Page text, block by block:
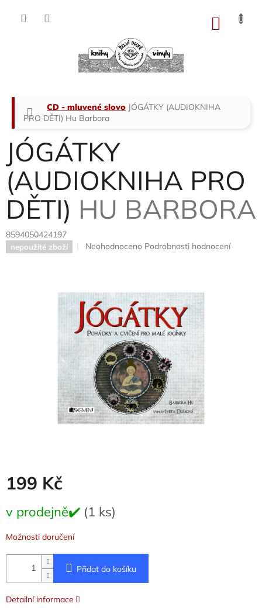
Domů
CD - mluvené slovo JÓGÁTKY (AUDIOKNIHA
PRO DĚTI) Hu Barbora
JÓGÁTKY
(AUDIOKNIHA PRO
DĚTI) HU BARBORA
8594050424197
nepoužité zboží
Průměrné
0,0
z
5
hvězdiček.
Neohodnoceno Podrobnosti hodnocení
199 Kč
cena:
v prodejně✔️ (1 ks)
Možnosti doručení
Přidat do košíku
Detailní informace